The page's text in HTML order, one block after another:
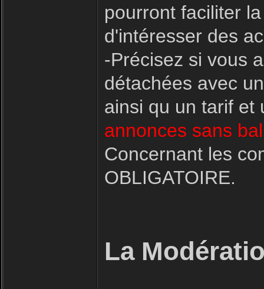
pourront faciliter
d'intéresser des
-Précisez si vous
détachées avec
ainsi qu un tarif
annonces sans
Concernant les
OBLIGATOIRE.
La